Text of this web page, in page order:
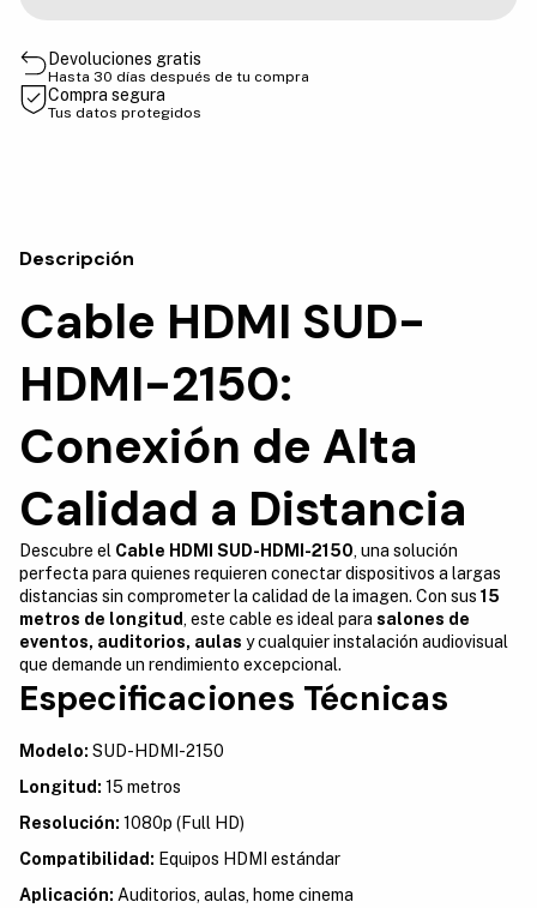
Devoluciones gratis
Hasta 30 días después de tu compra
Compra segura
Tus datos protegidos
Descripción
Cable HDMI SUD-
HDMI-2150:
Conexión de Alta
Calidad a Distancia
Descubre el Cable HDMI SUD-HDMI-2150, una solución
perfecta para quienes requieren conectar dispositivos a largas
distancias sin comprometer la calidad de la imagen. Con sus 15
metros de longitud, este cable es ideal para salones de
eventos, auditorios, aulas y cualquier instalación audiovisual
que demande un rendimiento excepcional.
Especificaciones Técnicas
Modelo: SUD-HDMI-2150
Longitud: 15 metros
Resolución: 1080p (Full HD)
Compatibilidad: Equipos HDMI estándar
Aplicación: Auditorios, aulas, home cinema